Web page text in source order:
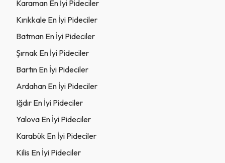
Karaman En İyi Pideciler
Kırıkkale En İyi Pideciler
Batman En İyi Pideciler
Şırnak En İyi Pideciler
Bartın En İyi Pideciler
Ardahan En İyi Pideciler
Iğdır En İyi Pideciler
Yalova En İyi Pideciler
Karabük En İyi Pideciler
Kilis En İyi Pideciler